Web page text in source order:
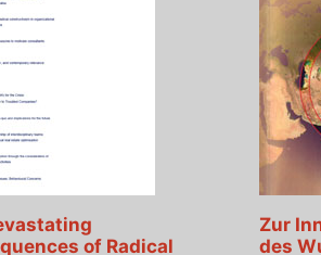
of Radical
Zur
des